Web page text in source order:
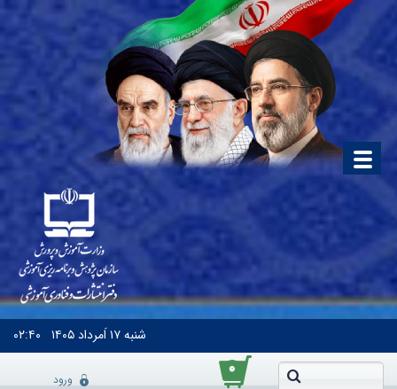
شنبه۱۷ اَمرداد ۱۴۰۵ ۰۲:۴۰
۰
ورود